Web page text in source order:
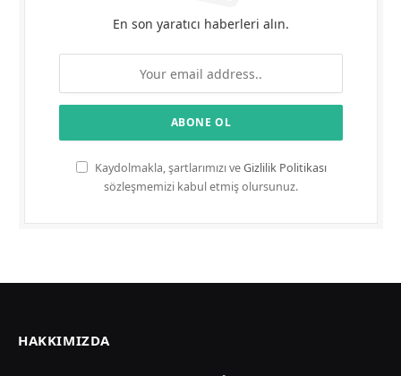
En son yaratıcı haberleri alın.
Kaydolmakla, şartlarımızı veGizlilik Politikası
sözleşmemizi kabul etmiş olursunuz.
HAKKIMIZDA